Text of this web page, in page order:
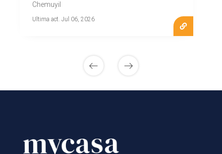
Chemuyil
Ultima act. Jul 06, 2026